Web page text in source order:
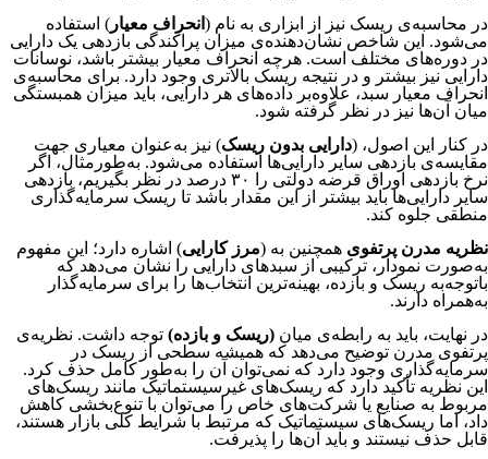
در محاسبه‌ی ریسک نیز از ابزاری به نام ( انحراف معیار ) استفاده
می‌شود. این شاخص نشان‌دهنده‌ی میزان پراکندگی بازدهی یک دارایی
در دوره‌های مختلف است. هرچه انحراف معیار بیشتر باشد، نوسانات
دارایی نیز بیشتر و در نتیجه ریسک بالاتری وجود دارد. برای محاسبه‌ی
انحراف معیار سبد، علاوه‌بر داده‌های هر دارایی، باید میزان همبستگی
میان آن‌ها نیز در نظر گرفته شود.
در کنار این اصول، (دارایی بدون ریسک) نیز به‌عنوان معیاری جهت
مقایسه‌ی بازدهی سایر دارایی‌ها استفاده می‌شود. به‌طور‌مثال، اگر
نرخ بازدهی اوراق قرضه دولتی را ۳۰ درصد در نظر بگیریم، بازدهی
سایر دارایی‌ها باید بیشتر از این مقدار باشد تا ریسک سرمایه‌گذاری
منطقی جلوه کند.
نظریه مدرن پرتفوی همچنین به (مرز کارایی) اشاره دارد؛ این مفهوم
به‌صورت نمودار، ترکیبی از سبدهای دارایی را نشان می‌دهد که
با‌توجه‌به ریسک و بازده، بهینه‌ترین انتخاب‌ها را برای سرمایه‌گذار
به‌همراه دارند.
در نهایت، باید به رابطه‌ی میان (ریسک و بازده) توجه داشت. نظریه‌ی
پرتفوی مدرن توضیح می‌دهد که همیشه سطحی از ریسک در
سرمایه‌گذاری وجود دارد که نمی‌توان آن را به‌طور کامل حذف کرد.
این نظریه تأکید دارد که ریسک‌های غیرسیستماتیک مانند ریسک‌های
مربوط به صنایع یا شرکت‌های خاص را می‌توان با تنوع‌بخشی کاهش
داد، اما ریسک‌های سیستماتیک که مرتبط با شرایط کلی بازار هستند،
قابل حذف نیستند و باید آن‌ها را پذیرفت.